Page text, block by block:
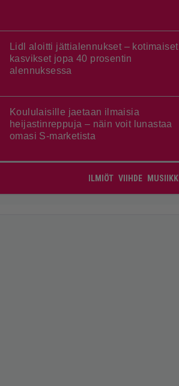
Lidl aloitti jättialennukset – kotimaiset
kasvikset jopa 40 prosentin
alennuksessa
Koululaisille jaetaan ilmaisia
heijastinreppuja – näin voit lunastaa
omasi S-marketista
ILMIÖT VIIHDE MUSIIKKI